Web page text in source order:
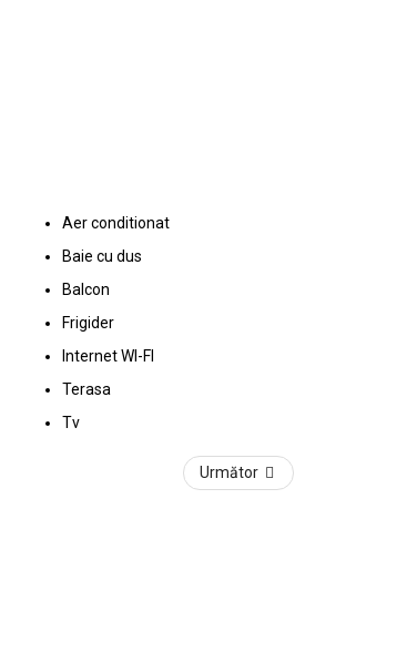
Aer conditionat
Baie cu dus
Balcon
Frigider
Internet WI-FI
Terasa
Tv
Următor